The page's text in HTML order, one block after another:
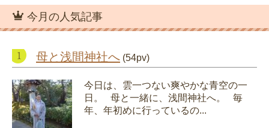
今月の人気記事
母と浅間神社へ (54pv)
今日は、雲一つない爽やかな青空の一
日。 母と一緒に、浅間神社へ。 毎
年、年初めに行っているの...